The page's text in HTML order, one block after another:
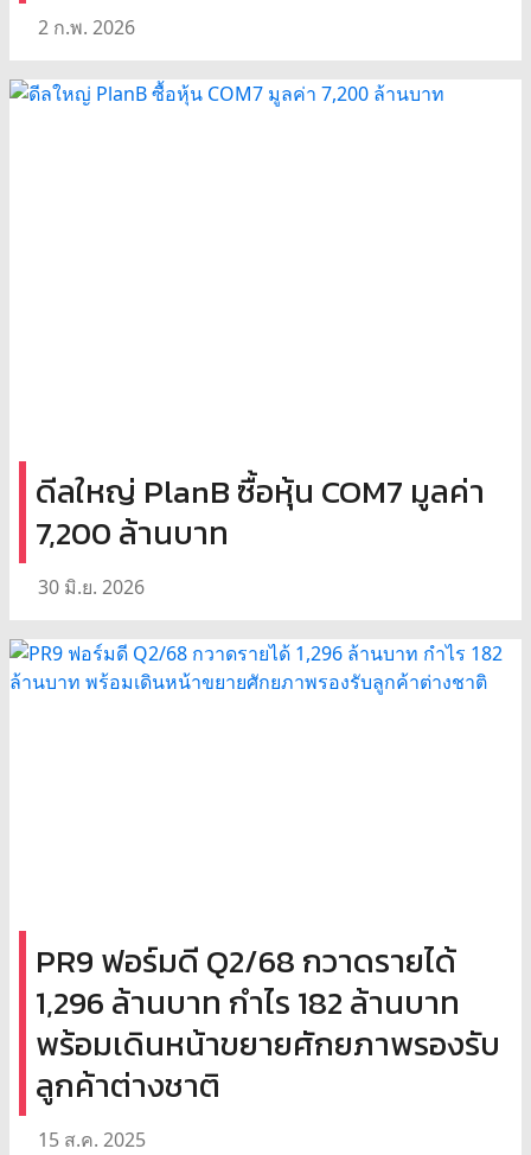
2 ก.พ. 2026
ดีลใหญ่ PlanB ซื้อหุ้น COM7 มูลค่า
7,200 ล้านบาท
30 มิ.ย. 2026
PR9 ฟอร์มดี Q2/68 กวาดรายได้
1,296 ล้านบาท กำไร 182 ล้านบาท
พร้อมเดินหน้าขยายศักยภาพรองรับ
ลูกค้าต่างชาติ
15 ส.ค. 2025